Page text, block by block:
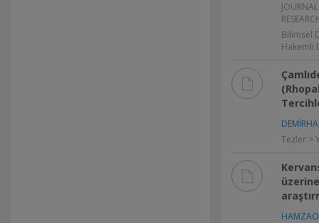
Bilimsel
Hakemli
Tezler >